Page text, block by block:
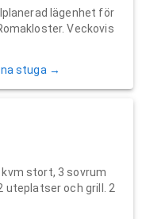
lägenhet för
Veckovis
stuga →
kvm stort, 3 sovrum
uteplatser och grill. 2